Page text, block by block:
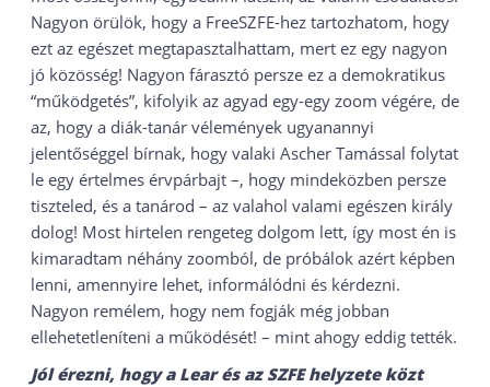
Nagyon örülök, hogy a FreeSZFE-hez tartozhatom, hogy
ezt az egészet megtapasztalhattam, mert ez egy nagyon
jó közösség! Nagyon fárasztó persze ez a demokratikus
“működgetés”, kifolyik az agyad egy-egy zoom végére, de
az, hogy a diák-tanár vélemények ugyanannyi
jelentőséggel bírnak, hogy valaki Ascher Tamással folytat
le egy értelmes érvpárbajt –, hogy mindeközben persze
tiszteled, és a tanárod – az valahol valami egészen király
dolog! Most hirtelen rengeteg dolgom lett, így most én is
kimaradtam néhány zoomból, de próbálok azért képben
lenni, amennyire lehet, informálódni és kérdezni.
Nagyon remélem, hogy nem fogják még jobban
ellehetetleníteni a működését! – mint ahogy eddig tették.
Jól érezni, hogy a Lear és az SZFE helyzete közt